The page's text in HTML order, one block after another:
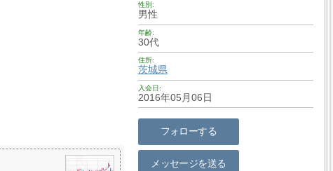
性別
男性
年齢
30代
住所
茨城県
入会日
2016年05月06日
フォローする
メッセージを送る